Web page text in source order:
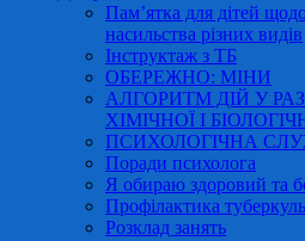
Пам’ятка для дітей
насильства різних видів
Інструктаж з ТБ
ОБЕРЕЖНО: МІНИ
АЛГОРИТМ ДІЙ У
ХІМІЧНОЇ І
ПСИХОЛОГІЧНА
Поради психолога
Я обираю здоровий та
Профілактика
Розклад занять